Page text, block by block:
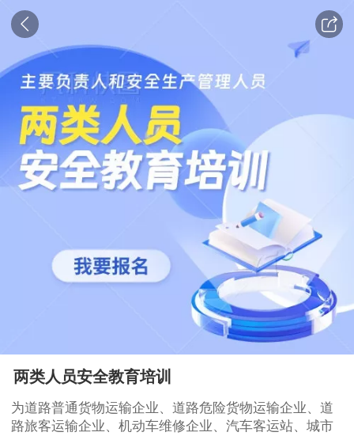
两类人员安全教育培训
为道路普通货物运输企业、道路危险货物运输企业、道
路旅客运输企业、机动车维修企业、汽车客运站、城市